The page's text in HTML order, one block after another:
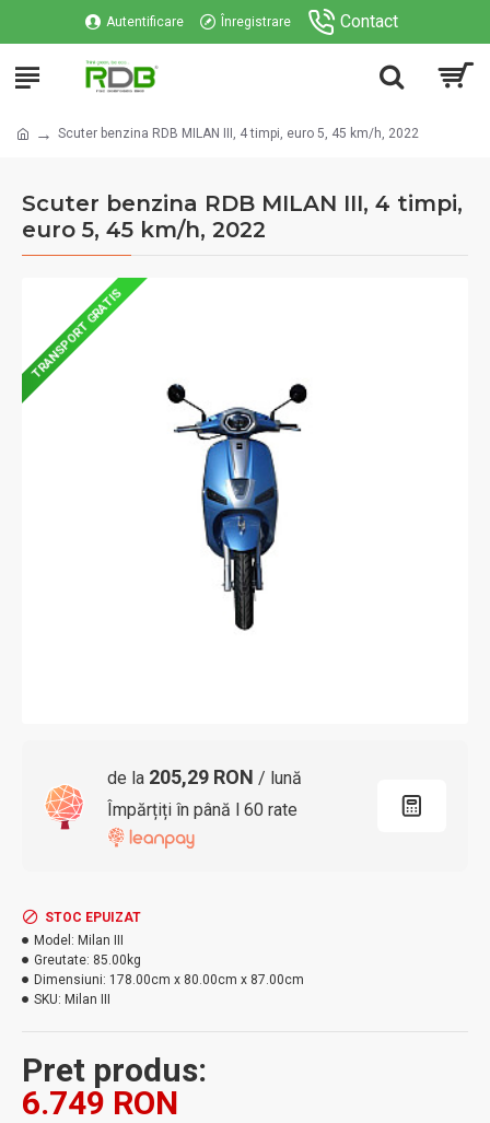
Autentificare Înregistrare Contact
Scuter benzina RDB MILAN III, 4 timpi, euro 5, 45 km/h, 2022
Scuter benzina RDB MILAN III, 4 timpi,
euro 5, 45 km/h, 2022
TRANSPORT GRATIS
de la 205,29 RON / lună
Împărțiți în până l 60 rate
Pret produs:
6.749 RON
STOC EPUIZAT
Model: Milan III
Greutate: 85.00kg
Dimensiuni: 178.00cm x 80.00cm x 87.00cm
SKU: Milan III